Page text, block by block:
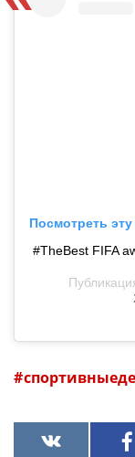
Посмотреть
#TheBest FIFA